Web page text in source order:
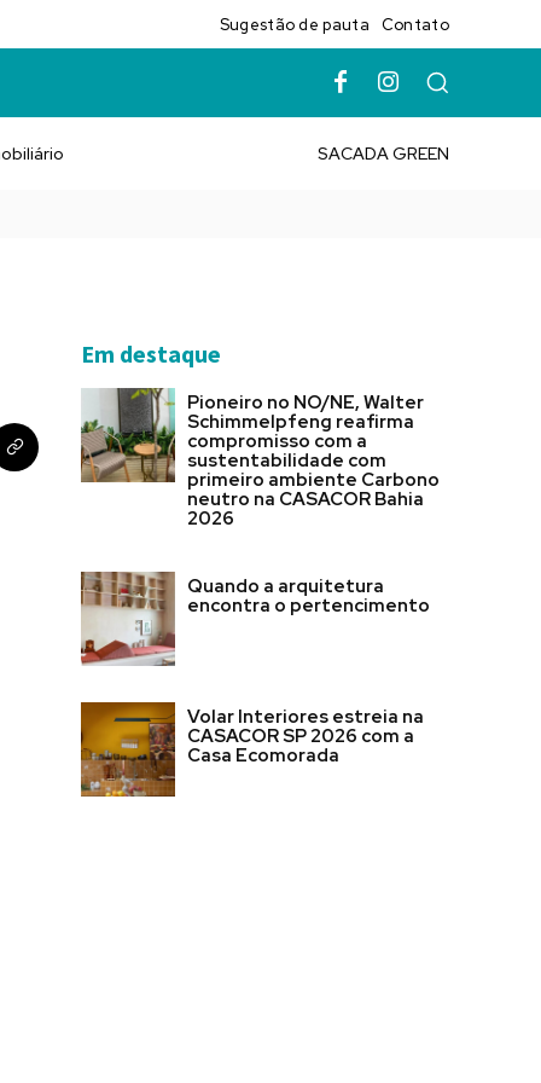
Sugestão de pauta Contato
SACADA GREEN
Em destaque
Pioneiro no NO/NE, Walter
Schimmelpfeng reafirma
compromisso com a
sustentabilidade com
primeiro ambiente Carbono
neutro na CASACOR Bahia
2026
Quando a arquitetura
encontra o pertencimento
Volar Interiores estreia na
CASACOR SP 2026 com a
Casa Ecomorada